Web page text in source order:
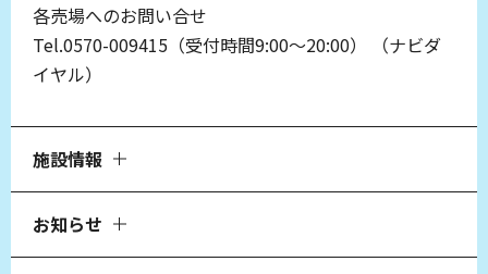
各売場へのお問い合せ
Tel.0570-009415（受付時間9:00～20:00）
（ナビダ
イヤル）
施設情報
お知らせ